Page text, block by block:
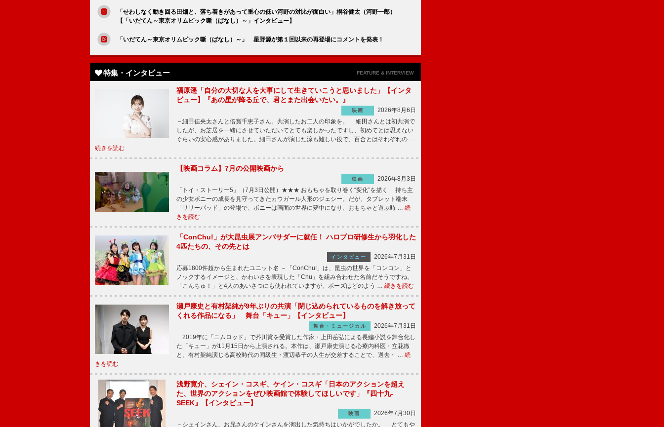
「せわしなく動き回る田畑と、落ち着きがあって重心の低い河野の対比が面白い」桐谷健太（河野一郎）
【「いだてん～東京オリムピック噺（ばなし）～」インタビュー】
「いだてん～東京オリムピック噺（ばなし）～」 星野源が第１回以来の再登場にコメントを発表！
特集・インタビュー FEATURE & INTERVIEW
福原遥「自分の大切な人を大事にして生きていこうと思いました」【インタ
ビュー】『あの星が降る丘で、君とまた出会いたい。』
映画
2026年8月6日
－細田佳央太さんと倍賞千恵子さん。共演したお二人の印象を。 細田さんとは初共演で
したが、お芝居を一緒にさせていただいてとても楽しかったですし、初めてとは思えない
ぐらいの安心感がありました。細田さんが演じた涼も難しい役で、百合とはそれぞれの …
続きを読む
【映画コラム】7月の公開映画から
映画
2026年8月3日
「トイ・ストーリー5」（7月3日公開）★★★ おもちゃを取り巻く“変化”を描く 持ち主
の少女ボニーの成長を見守ってきたカウガール人形のジェシー。だが、タブレット端末
「リリーパッド」の登場で、ボニーは画面の世界に夢中になり、おもちゃと遊ぶ時 … 続
きを読む
「ConChu!」が大昆虫展アンバサダーに就任！ ハロプロ研修生から羽化した
4匹たちの、その先とは
インタビュー
2026年7月31日
応募1800件超から生まれたユニット名 －「ConChu!」は、昆虫の世界を「コンコン」と
ノックするイメージと、かわいさを表現した「Chu」を組み合わせた名前だそうですね。
「こんちゅ！」と4人のあいさつにも使われていますが、ポーズはどのよう … 続きを読む
瀬戸康史と有村架純が9年ぶりの共演「閉じ込められているものを解き放って
くれる作品になる」 舞台「キュー」【インタビュー】
舞台・ミュージカル
2026年7月31日
2019年に「ニムロッド」で芥川賞を受賞した作家・上田岳弘による長編小説を舞台化し
た「キュー」が11月15日から上演される。本作は、瀬戸康史演じる心療内科医・立花徹
と、有村架純演じる高校時代の同級生・渡辺恭子の人生が交差することで、過去・ … 続
きを読む
浅野寛介、シェイン・コスギ、ケイン・コスギ「日本のアクションを超え
た、世界のアクションをぜひ映画館で体験してほしいです」『四十九-
SEEK』【インタビュー】
映画
2026年7月30日
－シェインさん、お兄さんのケインさんを演出した気持ちはいかがでしたか。 とてもや